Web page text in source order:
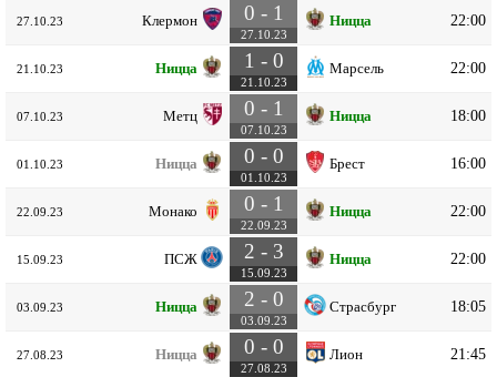
27.10.23 Клермон 0 - 1
27.10.23
Ницца 22:00
21.10.23 Ницца 1 - 0
21.10.23
Марсель 22:00
07.10.23 Метц 0 - 1
07.10.23
Ницца 18:00
01.10.23 Ницца 0 - 0
01.10.23
Брест 16:00
22.09.23 Монако 0 - 1
22.09.23
Ницца 22:00
15.09.23 ПСЖ 2 - 3
15.09.23
Ницца 22:00
03.09.23 Ницца 2 - 0
03.09.23
Страсбург 18:05
27.08.23 Ницца 0 - 0
27.08.23
Лион 21:45